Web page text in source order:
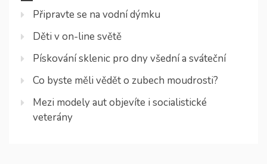
Připravte se na vodní dýmku
Děti v on-line světě
Pískování sklenic pro dny všední a sváteční
Co byste měli vědět o zubech moudrosti?
Mezi modely aut objevíte i socialistické
veterány